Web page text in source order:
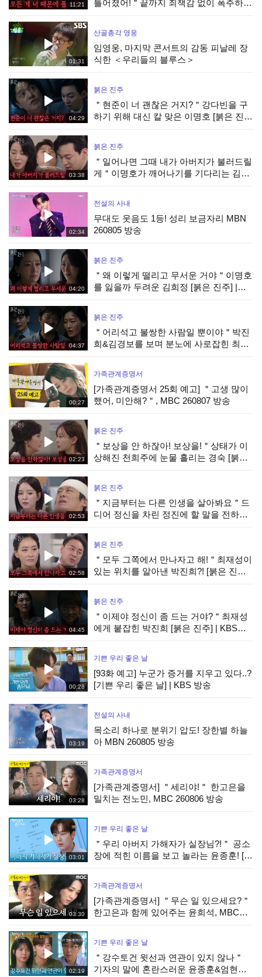
11:21
틀어졌어!＂끝까지 죄책감 없이 폭주하는
01:31
산골총각 영웅
임영웅, 마지막 콘서트의 감동 피날레 장
식한 ＜우리들의 블루스＞
04:29
붉은 진주
＂현준이 너 괜찮은 거지?＂강다빈을 구
하기 위해 대신 칼 맞은 이명호 [붉은 진
03:38
붉은 진주
＂일어나면 그때 내가 아버지가 불러드릴
게＂이명호가 깨어나기를 기다리는 김희
02:34
전설의 사내
무대도 웃음도 1등! 성리 보금자리 MBN
260805 방송
04:20
붉은 진주
＂왜 이렇게 떨리고 무서운 거야＂이명호
를 잃을까 두려운 김희정 [붉은 진주] |
04:37
붉은 진주
＂어리석고 불쌍한 사람일 뿐이야＂박진
희&김경보를 보며 분노에 사로잡힌 최재
00:27
가족관계증명서
[가족관계증명서 25회 예고] ＂고생 많이
했어, 미안해?＂, MBC 260807 방송
02:23
붉은 진주
＂보상을 안 하잖아! 보상을!＂상태가 이
상해진 천희주에 눈물 흘리는 경숙 [붉은
02:53
붉은 진주
＂지금부터는 다른 인생을 살아봐요＂드
디어 정신을 차린 정진에 할 말을 전하는
02:58
붉은 진주
＂모두 그쪽에서 만나자고 해!＂최재성이
있는 위치를 알아낸 박진희?! [붉은 진주] |
04:45
붉은 진주
＂이제야 정신이 좀 드는 거야?＂최재성
에게 붙잡힌 박진희 [붉은 진주] | KBS
00:28
기쁜 우리 좋은 날
[93화 예고] 누군가 증거를 지우고 있다..?
[기쁜 우리 좋은 날] | KBS 방송
03:19
전설의 사내
목소리 하나로 분위기 압도! 장한별 하늘
아 MBN 260805 방송
03:28
가족관계증명서
[가족관계증명서] ＂세리야!＂ 한고은을
밀치는 전노민, MBC 260806 방송
03:01
기쁜 우리 좋은 날
＂우리 아버지 가해자가 실장님?!＂ 공소
장에 적힌 이름을 보고 놀라는 윤종훈! [기
03:30
가족관계증명서
[가족관계증명서] ＂무슨 일 있으세요?＂
한고은과 함께 있어주는 윤희석, MBC
02:19
기쁜 우리 좋은 날
＂강수토건 윗선과 연관이 있지 않나＂
기자의 말에 혼란스러운 윤종훈&엄현경